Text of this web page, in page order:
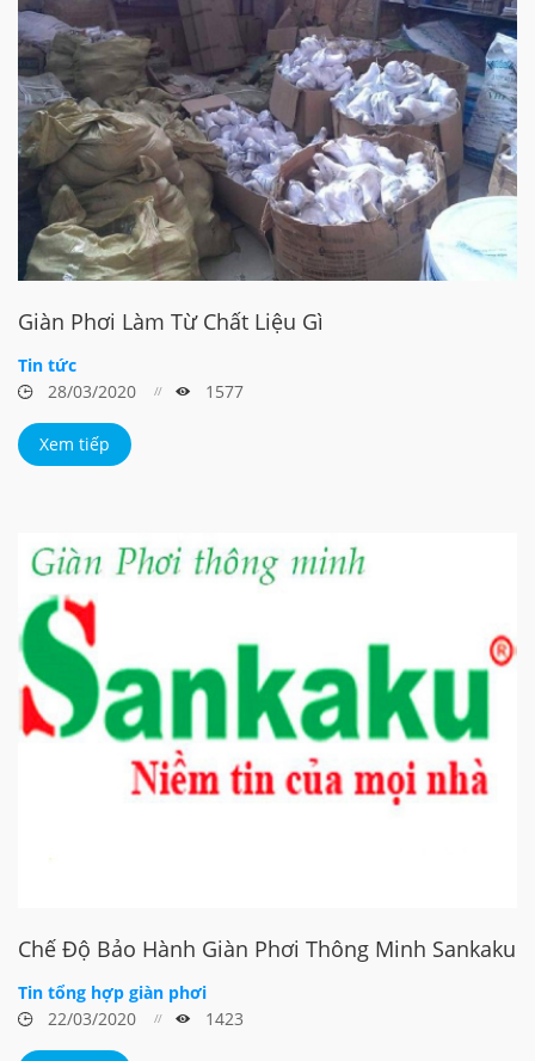
Giàn Phơi Làm Từ Chất Liệu Gì
Tin tức
28/03/2020
1577
Xem tiếp
Chế Độ Bảo Hành Giàn Phơi Thông Minh Sankaku
Tin tổng hợp giàn phơi
22/03/2020
1423